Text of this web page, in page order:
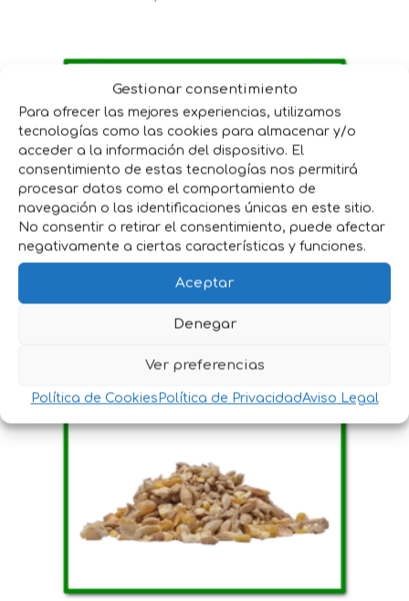
Gestionar consentimiento
Para ofrecer las mejores experiencias, utilizamos
tecnologías como las cookies para almacenar y/o
acceder a la información del dispositivo. El
consentimiento de estas tecnologías nos permitirá
procesar datos como el comportamiento de
navegación o las identificaciones únicas en este sitio.
No consentir o retirar el consentimiento, puede afectar
negativamente a ciertas características y funciones.
Aceptar
Denegar
Ver preferencias
Política de Cookies Política de PrivacidadAviso Legal
MAIZ PARTIDO 30 Kg
€ IVA incluido